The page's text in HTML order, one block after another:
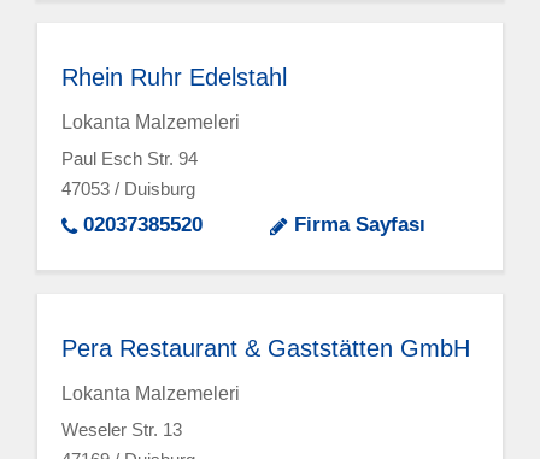
Rhein Ruhr Edelstahl
Lokanta Malzemeleri
Paul Esch Str. 94
47053 / Duisburg
02037385520 Firma Sayfası
Pera Restaurant & Gaststätten GmbH
Lokanta Malzemeleri
Weseler Str. 13